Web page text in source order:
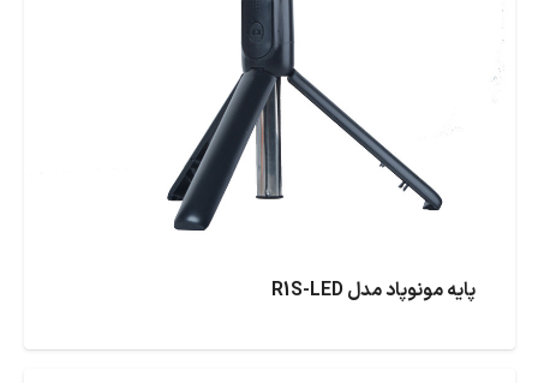
پایه مونوپاد مدل R1S-LED